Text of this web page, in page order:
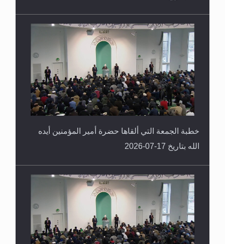
خطبة الجمعة التي ألقاها حضرة أمير المؤمنين أيده
الله بتاريخ 17-07-2026